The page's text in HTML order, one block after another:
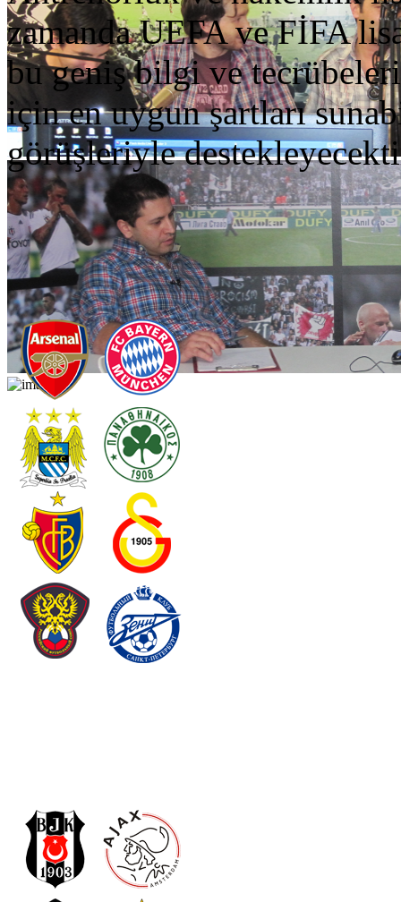
zamanda UEFA ve FİFA
bu geniş bilgi ve
için en uygun şartları
görüşleriyle